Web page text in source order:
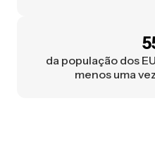
da população dos
menos uma